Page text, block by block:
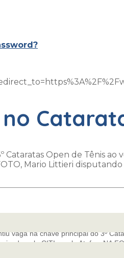
Open de Tênis
Mario Littieri
vaga na chave principal do 3º
pelo CITI e pela Atefoz. NA